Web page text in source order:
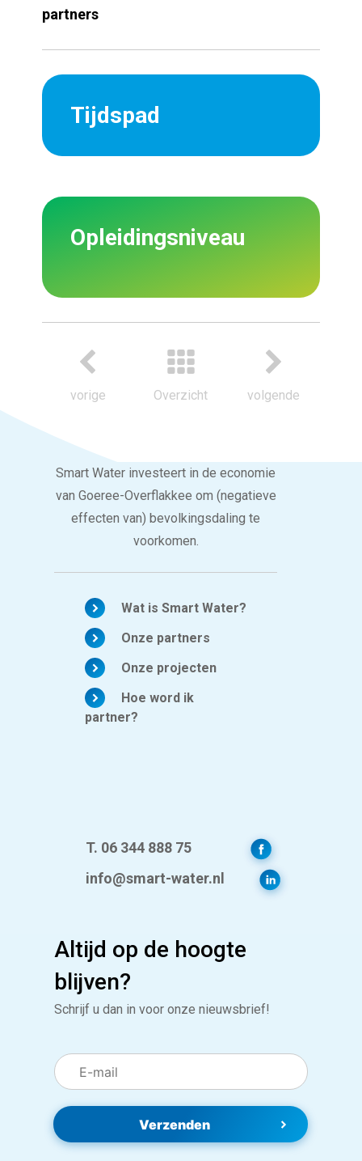
partners
Tijdspad
Opleidingsniveau
vorige Overzicht volgende
Smart Water investeert in de economie
van Goeree-Overflakkee om (negatieve
effecten van) bevolkingsdaling te
voorkomen.
Wat is Smart Water?
Onze partners
Onze projecten
Hoe word ik
partner?
T. 06 344 888 75
info@smart-water.nl
Altijd op de hoogte
blijven?
Schrijf u dan in voor onze nieuwsbrief!
Verzenden